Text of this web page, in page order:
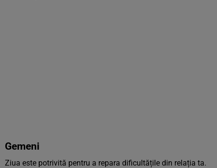
Gemeni
Ziua este potrivită pentru a repara dificultățile din relația ta.